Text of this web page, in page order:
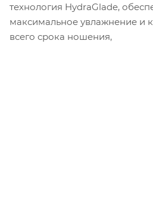
технология HydraGlade,
максимальное увлажнение и
всего срока ношения,